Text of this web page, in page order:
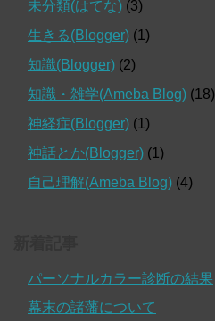
未分類(はてな) (3)
生きる(Blogger) (1)
知識(Blogger) (2)
知識・雑学(Ameba Blog) (18)
神経症(Blogger) (1)
神話とか(Blogger) (1)
自己理解(Ameba Blog) (4)
パーソナルカラー診断の結果
幕末の諸藩について